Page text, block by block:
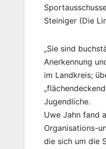
Steiniger (Die
„Sie sind
Anerkennung
im Landkreis;
Jugendliche.
Uwe Jahn fand
Organisations-
die sich um die